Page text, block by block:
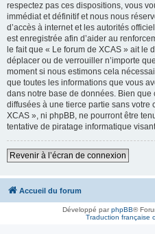
respectez pas ces dispositions, vous
immédiat et définitif et nous nous
d’accès à internet et les autorités
est enregistrée afin d’aider au
le fait que « Le forum de XCAS » ait le
déplacer ou de verrouiller n’importe
moment si nous estimons cela
que toutes les informations que vous
dans notre base de données. Bien
diffusées à une tierce partie sans votre
XCAS », ni phpBB, ne pourront être
tentative de piratage informatique
Revenir à l’écran de connexion
Accueil du forum
Développé parphpBB®
Traduction française